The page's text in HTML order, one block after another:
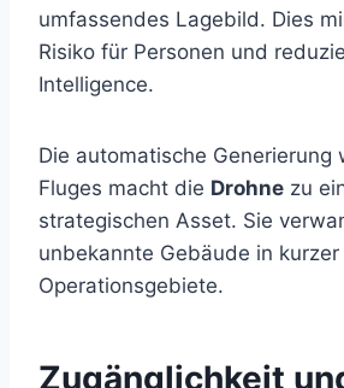
umfassendes Lagebild. Dies
Risiko für Personen und
Intelligence.
Die automatische Generierung
Fluges macht die Drohne zu
strategischen Asset. Sie
unbekannte Gebäude in kurzer
Operationsgebiete.
Zugänglichkeit